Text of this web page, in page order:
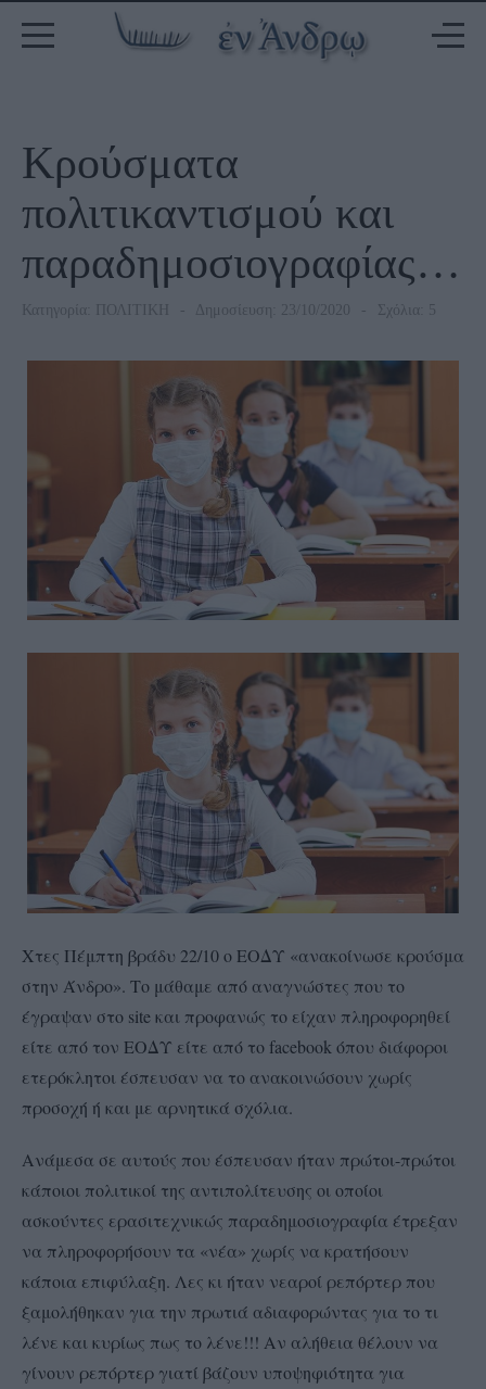
Κρούσματα
πολιτικαντισμού και
παραδημοσιογραφίας…
Κατηγορία: ΠΟΛΙΤΙΚΗ Δημοσίευση: 23/10/2020 Σχόλια: 5
Χτες Πέμπτη βράδυ 22/10 ο ΕΟΔΥ «ανακοίνωσε κρούσμα
στην Άνδρο». Το μάθαμε από αναγνώστες που το
έγραψαν στο site και προφανώς το είχαν πληροφορηθεί
είτε από τον ΕΟΔΥ είτε από το facebook όπου διάφοροι
ετερόκλητοι έσπευσαν να το ανακοινώσουν χωρίς
προσοχή ή και με αρνητικά σχόλια.
Ανάμεσα σε αυτούς που έσπευσαν ήταν πρώτοι-πρώτοι
κάποιοι πολιτικοί της αντιπολίτευσης οι οποίοι
ασκούντες ερασιτεχνικώς παραδημοσιογραφία έτρεξαν
να πληροφορήσουν τα «νέα» χωρίς να κρατήσουν
κάποια επιφύλαξη. Λες κι ήταν νεαροί ρεπόρτερ που
ξαμολήθηκαν για την πρωτιά αδιαφορώντας για το τι
λένε και κυρίως πως το λένε!!! Αν αλήθεια θέλουν να
γίνουν ρεπόρτερ γιατί βάζουν υποψηφιότητα για